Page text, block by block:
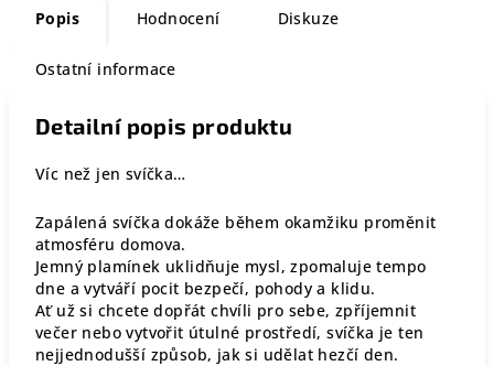
Popis Hodnocení Diskuze
Ostatní informace
Detailní popis produktu
Víc než jen svíčka…
Zapálená svíčka dokáže během okamžiku proměnit
atmosféru domova.
Jemný plamínek uklidňuje mysl, zpomaluje tempo
dne a vytváří pocit bezpečí, pohody a klidu.
Ať už si chcete dopřát chvíli pro sebe, zpříjemnit
večer nebo vytvořit útulné prostředí, svíčka je ten
nejjednodušší způsob, jak si udělat hezčí den.